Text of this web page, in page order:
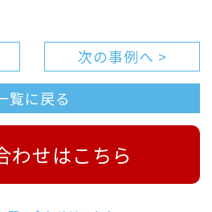
次の事例へ >
覧に戻る
わせはこちら